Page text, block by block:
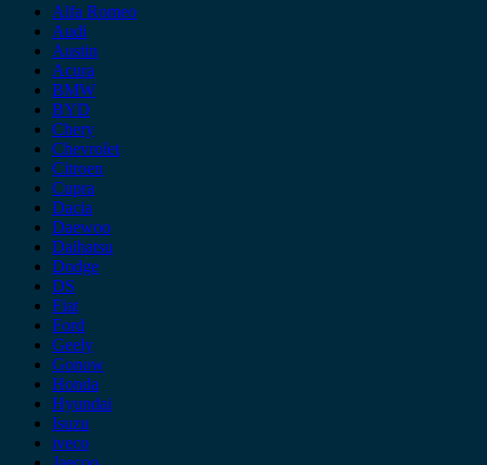
Alfa Romeo
Audi
Austin
Acura
BMW
BYD
Chery
Chevrolet
Citroen
Cupra
Dacia
Daewoo
Daihatsu
Dodge
DS
Fiat
Ford
Geely
Gonow
Honda
Hyundai
Isuzu
iveco